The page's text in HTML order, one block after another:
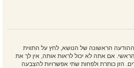
הראשונה של הנושא, לחץ על התווית
אם אתה לא יכול לראות אותה, אין לך את
הזן כותרת ולפחות שתי אפשרויות להצבעה